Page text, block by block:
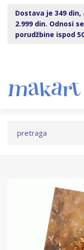
Dostava je 349
2.999 din. Odnosi
porudžbine ispod